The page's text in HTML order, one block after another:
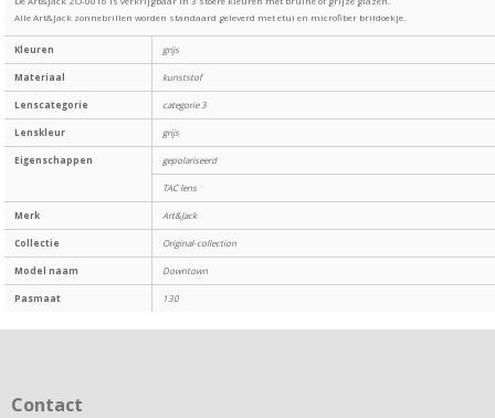
Alle Art&Jack zonnebrillen worden standaard geleverd met etui en microfiber brildoekje.
Kleuren grijs
Materiaal kunststof
Lenscategorie categorie 3
Lenskleur grijs
Eigenschappen gepolariseerd
TAC lens
Merk Art&Jack
Collectie Original-collection
Model naam Downtown
Pasmaat 130
Contact